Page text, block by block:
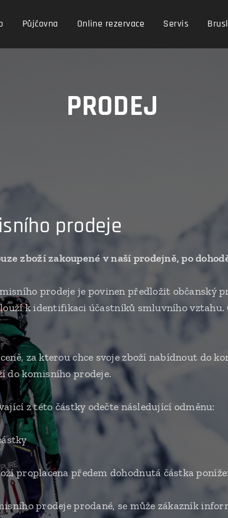
Půjčovna Online rezervace Servis
PRODEJ
prodeje
zboží zakoupené v naší prodejně, po
prodeje je povinen předložit občanský
k identifikaci účastníků smluvního vztahu.
za kterou chce svoje zboží nabídnout do
do komisního prodeje.
z této částky odečte následující odměnu:
proplacena předem dohodnutá částka
prodeje prodané, se může zákazník